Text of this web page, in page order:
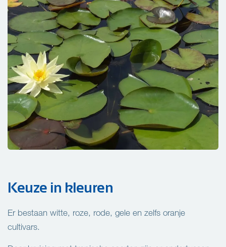
Keuze in kleuren
Er bestaan witte, roze, rode, gele en zelfs oranje
cultivars.